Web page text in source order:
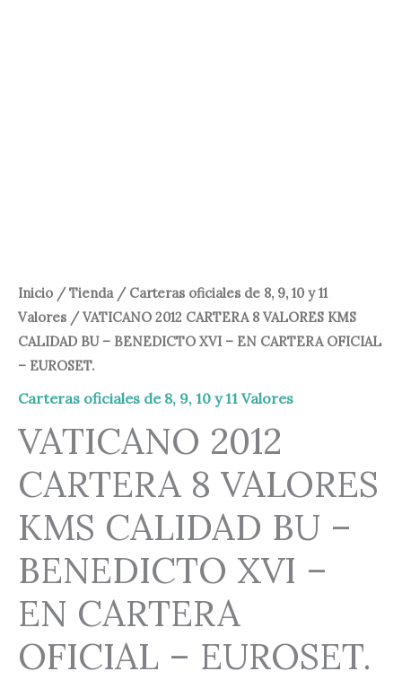
Inicio /Tienda/ Carteras oficiales de 8, 9, 10 y 11
Valores / VATICANO 2012 CARTERA 8 VALORES KMS
CALIDAD BU – BENEDICTO XVI – EN CARTERA OFICIAL
– EUROSET.
Carteras oficiales de 8, 9, 10 y 11 Valores
VATICANO 2012
CARTERA 8 VALORES
KMS CALIDAD BU –
BENEDICTO XVI –
EN CARTERA
OFICIAL – EUROSET.